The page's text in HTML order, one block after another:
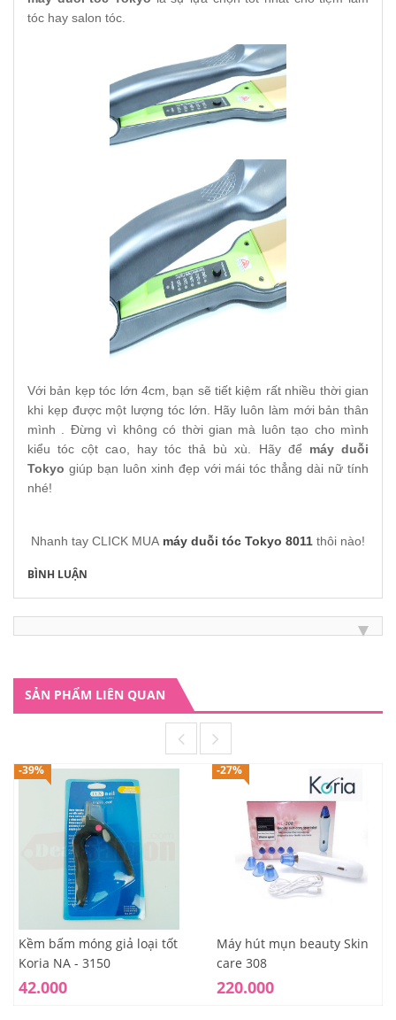
tóc hay salon tóc.
Với bản kẹp tóc lớn 4cm, bạn sẽ tiết kiệm rất nhiều thời gian
khi kẹp được một lượng tóc lớn. Hãy luôn làm mới bản thân
mình . Đừng vì không có thời gian mà luôn tạo cho mình
kiểu tóc cột cao, hay tóc thả bù xù. Hãy để máy duỗi
Tokyo giúp bạn luôn xinh đẹp với mái tóc thẳng dài nữ tính
nhé!
Nhanh tay CLICK MUA máy duỗi tóc Tokyo 8011 thôi nào!
BÌNH LUẬN
SẢN PHẨM LIÊN QUAN
-39%
Kềm bấm móng giả loại tốt
Koria NA - 3150
42.000
-27%
Máy hút mụn beauty Skin
care 308
220.000